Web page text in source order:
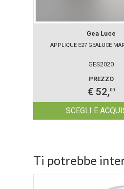
Gea Luce
APPLIQUE E27 GEALUCE
GES2020
PREZZO
€ 52,00
SCEGLI E
Ti potrebbe